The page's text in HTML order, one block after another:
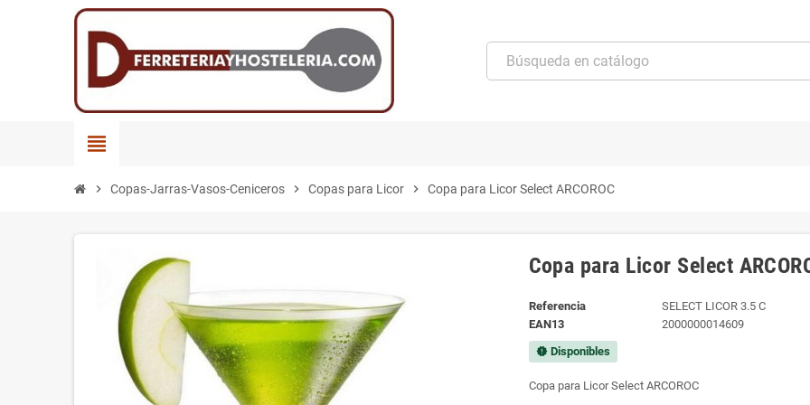
view_headline
chevron_right Copas-Jarras-Vasos-Ceniceros chevron_right Copas para Licor chevron_right Copa para Licor Select ARCOROC
Copa para Licor Select
Referencia
SELECT LICOR 3.5 C
EAN13
2000000014609
new_releasesDisponibles
Copa para Licor Select ARCOROC